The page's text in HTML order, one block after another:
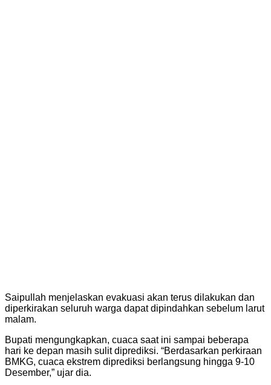
Saipullah menjelaskan evakuasi akan terus dilakukan dan
diperkirakan seluruh warga dapat dipindahkan sebelum larut
malam.
Bupati mengungkapkan, cuaca saat ini sampai beberapa
hari ke depan masih sulit diprediksi. “Berdasarkan perkiraan
BMKG, cuaca ekstrem diprediksi berlangsung hingga 9-10
Desember,” ujar dia.